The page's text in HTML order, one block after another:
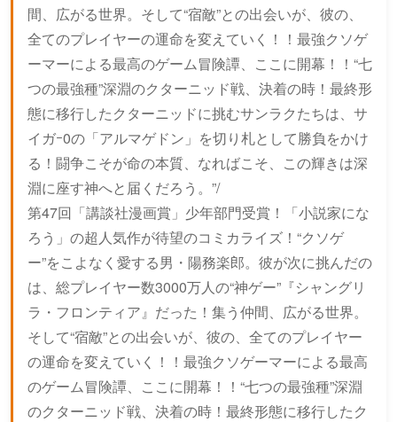
間、広がる世界。そして“宿敵”との出会いが、彼の、
全てのプレイヤーの運命を変えていく！！最強クソゲ
ーマーによる最高のゲーム冒険譚、ここに開幕！！“七
つの最強種”深淵のクターニッド戦、決着の時！最終形
態に移行したクターニッドに挑むサンラクたちは、サ
イガｰ0の「アルマゲドン」を切り札として勝負をかけ
る！闘争こそが命の本質、なればこそ、この輝きは深
淵に座す神へと届くだろう。”/
第47回「講談社漫画賞」少年部門受賞！「小説家にな
ろう」の超人気作が待望のコミカライズ！“クソゲ
ー”をこよなく愛する男・陽務楽郎。彼が次に挑んだの
は、総プレイヤー数3000万人の“神ゲー”『シャングリ
ラ・フロンティア』だった！集う仲間、広がる世界。
そして“宿敵”との出会いが、彼の、全てのプレイヤー
の運命を変えていく！！最強クソゲーマーによる最高
のゲーム冒険譚、ここに開幕！！“七つの最強種”深淵
のクターニッド戦、決着の時！最終形態に移行したク